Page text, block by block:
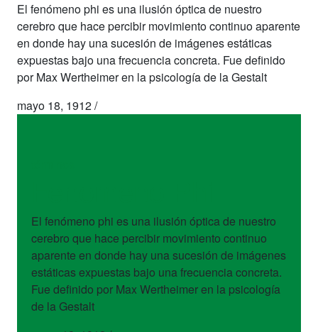
El fenómeno phi es una ilusión óptica de nuestro
cerebro que hace percibir movimiento continuo aparente
en donde hay una sucesión de imágenes estáticas
expuestas bajo una frecuencia concreta. Fue definido
por Max Wertheimer en la psicología de la Gestalt
mayo 18, 1912/
El fenómeno phi es una ilusión óptica de nuestro
cerebro que hace percibir movimiento continuo
aparente en donde hay una sucesión de imágenes
estáticas expuestas bajo una frecuencia concreta.
Fue definido por Max Wertheimer en la psicología
de la Gestalt